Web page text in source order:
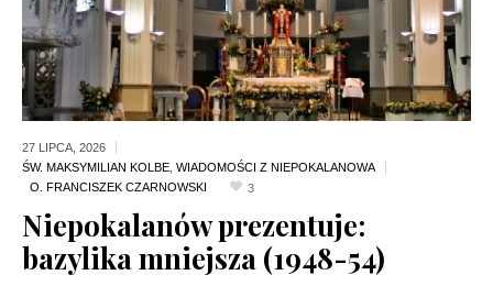
27 LIPCA, 2026
ŚW. MAKSYMILIAN KOLBE, WIADOMOŚCI Z NIEPOKALANOWA
3
Niepokalanów prezentuje:
bazylika mniejsza (1948-54)